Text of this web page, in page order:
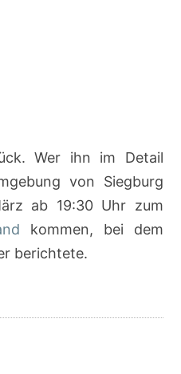
Wer ihn im Detail
von Siegburg
ab 19:30 Uhr zum
kommen, bei dem
berichtete.